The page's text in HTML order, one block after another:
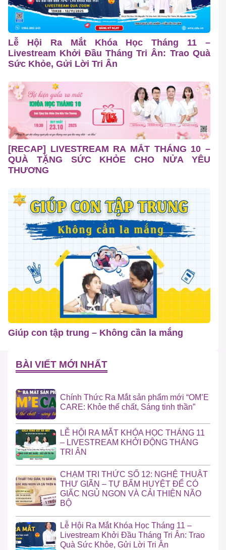
Lễ Hội Ra Mắt Khóa Học Tháng 11 –
Livestream Khởi Đầu Tháng Tri Ân: Trao Quà
Sức Khỏe, Gửi Lời Tri Ân
[RECAP] LIVESTREAM RA MẮT THÁNG 10 –
QUÀ TẶNG SỨC KHỎE CHO NỬA YÊU
THƯƠNG
Giúp con tập trung – Không cần la mắng
BÀI VIẾT MỚI NHẤT
Chính Thức Ra Mắt sản phẩm mới “OM’E
CARE: Khỏe thể chất, Sáng tinh thần”
LỄ HỘI RA MẮT KHÓA HỌC THÁNG 11
– LIVESTREAM KHỞI ĐỘNG THÁNG
TRI ÂN
CHẠM TRI THỨC SỐ 12: NGHỆ THUẬT
THƯ GIÃN – TỰ BẤM HUYỆT ĐỂ CÓ
GIẤC NGỦ NGON VÀ CẢI THIỆN NÃO
BỘ
Lễ Hội Ra Mắt Khóa Học Tháng 11 –
Livestream Khởi Đầu Tháng Tri Ân: Trao
Quà Sức Khỏe, Gửi Lời Tri Ân